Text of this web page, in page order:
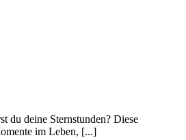
du deine Sternstunden? Diese
im Leben, [...]